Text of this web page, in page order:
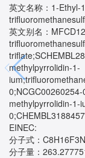
英文名称：1-Ethyl-
英文别名：
methylpyrrolidin-1-
methylpyrrolidin-1-
0;CHEMBL3188457
EINEC:
分子式：
分子量：